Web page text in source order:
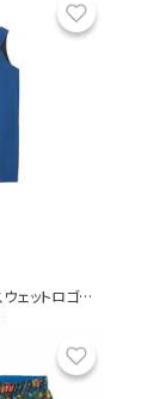
[ザ・ノース・フェイス]スウェットロゴオーバーオール（ベビー）